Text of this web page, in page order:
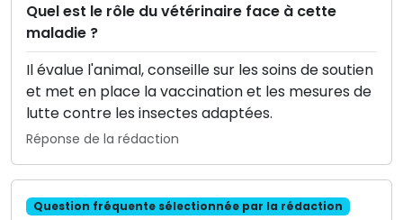
Quel est le rôle du vétérinaire face à cette
maladie ?
Il évalue l'animal, conseille sur les soins de soutien
et met en place la vaccination et les mesures de
lutte contre les insectes adaptées.
Réponse de la rédaction
Question fréquente sélectionnée par la rédaction